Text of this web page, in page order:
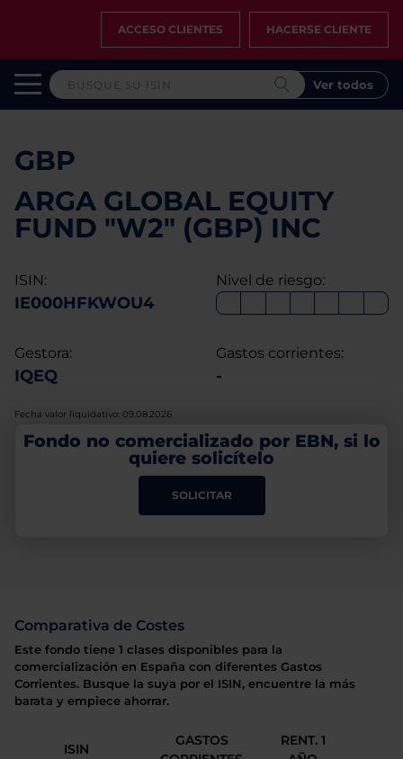
ACCESO CLIENTES HACERSE CLIENTE
Ver todos
GBP
ARGA GLOBAL EQUITY
FUND "W2" (GBP) INC
ISIN:
IE000HFKWOU4
Nivel de riesgo:
Gestora:
IQEQ
Gastos corrientes:
-
Fecha valor liquidativo: 09.08.2026
Fondo no comercializado por EBN, si lo
quiere solicítelo
SOLICITAR
Comparativa de Costes
Este fondo tiene 1 clases disponibles para la
comercialización en España con diferentes Gastos
Corrientes. Busque la suya por el ISIN, encuentre la más
barata y empiece ahorrar.
ISIN
GASTOS
RENT. 1